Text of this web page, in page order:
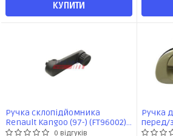
КУПИТИ
Ручка склопідйомника
Renault Kangoo (97-) (FT96002)
Fast
0 відгуків
Ручка
перед/